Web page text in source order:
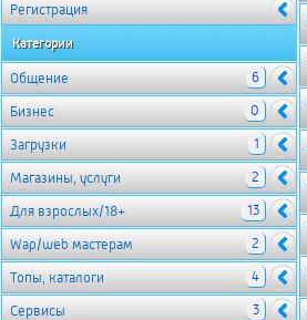
Регистрация
Категории
Общение 6
Бизнес 0
Загрузки 1
Магазины, услуги 2
Для взрослых/18+ 13
Wap/web мастерам 2
Топы, каталоги 4
Сервисы 3